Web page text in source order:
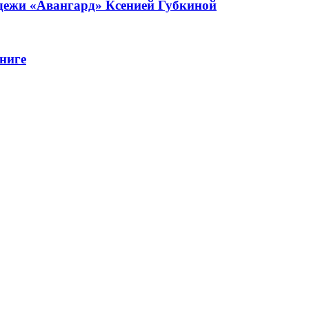
«Авангард» Ксенией Губкиной